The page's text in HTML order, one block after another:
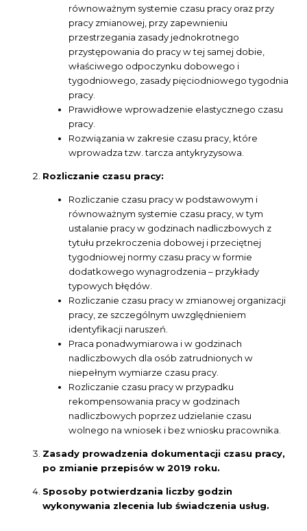
równoważnym systemie czasu pracy oraz przy
pracy zmianowej, przy zapewnieniu
przestrzegania zasady jednokrotnego
przystępowania do pracy w tej samej dobie,
właściwego odpoczynku dobowego i
tygodniowego, zasady pięciodniowego tygodnia
pracy.
Prawidłowe wprowadzenie elastycznego czasu
pracy.
Rozwiązania w zakresie czasu pracy, które
wprowadza tzw. tarcza antykryzysowa.
Rozliczanie czasu pracy:
Rozliczanie czasu pracy w podstawowym i
równoważnym systemie czasu pracy, w tym
ustalanie pracy w godzinach nadliczbowych z
tytułu przekroczenia dobowej i przeciętnej
tygodniowej normy czasu pracy w formie
dodatkowego wynagrodzenia – przykłady
typowych błędów.
Rozliczanie czasu pracy w zmianowej organizacji
pracy, ze szczególnym uwzględnieniem
identyfikacji naruszeń.
Praca ponadwymiarowa i w godzinach
nadliczbowych dla osób zatrudnionych w
niepełnym wymiarze czasu pracy.
Rozliczanie czasu pracy w przypadku
rekompensowania pracy w godzinach
nadliczbowych poprzez udzielanie czasu
wolnego na wniosek i bez wniosku pracownika.
Zasady prowadzenia dokumentacji czasu pracy,
po zmianie przepisów w 2019 roku.
Sposoby potwierdzania liczby godzin
wykonywania zlecenia lub świadczenia usług.